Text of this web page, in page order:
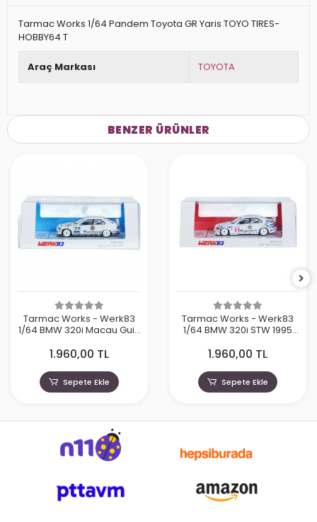
Tarmac Works 1/64 Pandem Toyota GR Yaris TOYO TIRES-
HOBBY64 T
Araç Markası TOYOTA
BENZER ÜRÜNLER
Tarmac Works - Werk83
1/64 BMW 320i Macau Guia
Winkelhock
1.960,00 TL
Sepete Ekle
Tarmac Works - Werk83
1/64 BMW 320i STW 1995
Winkelhock
1.960,00 TL
Sepete Ekle